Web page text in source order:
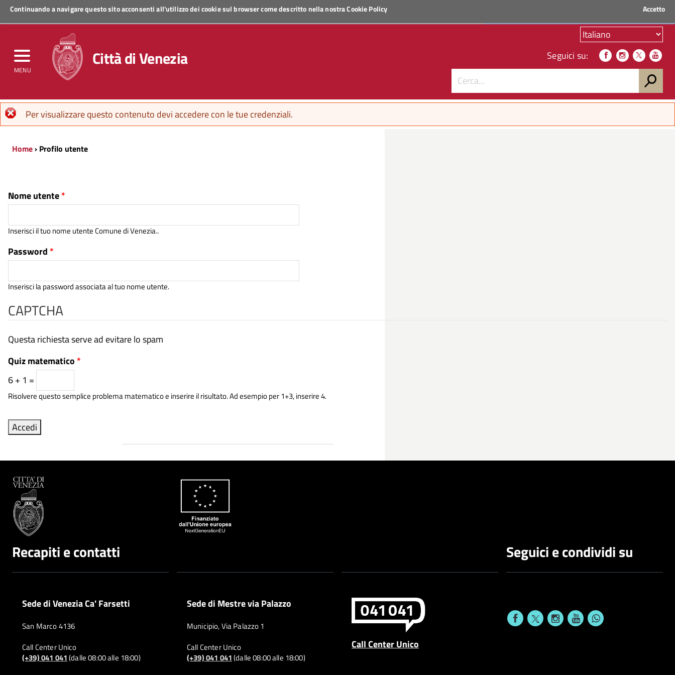
Continuando a navigare questo sito acconsenti all'utilizzo dei cookie sul browser come descritto nella nostraCookie Policy Accetto
MENU
Regione Veneto
Città di Venezia Seguici su:
Messaggio di errore
Per visualizzare questo contenuto devi accedere con le tue credenziali.
Home› Profilo utente
Nome utente*
Inserisci il tuo nome utente Comune di Venezia..
Password *
Inserisci la password associata al tuo nome utente.
CAPTCHA
Questa richiesta serve ad evitare lo spam
Quiz matematico *
6 + 1 =
Risolvere questo semplice problema matematico e inserire il risultato. Ad esempio per 1+3, inserire 4.
Recapiti e contatti
Sede di Venezia Ca' Farsetti
San Marco 4136
Call Center Unico
(+39) 041 041(dalle 08:00 alle 18:00)
Sede di Mestre via Palazzo
Municipio, Via Palazzo 1
Call Center Unico
(+39) 041 041(dalle 08:00 alle 18:00)
Call Center Unico
Seguici e condividi su